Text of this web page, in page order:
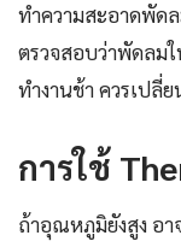
ทำความสะอาดพัด
ตรวจสอบว่าพัดลม
ทำงานช้า ควรเปลี่
การใช้
ถ้าอุณหภูมิยังสูง อา